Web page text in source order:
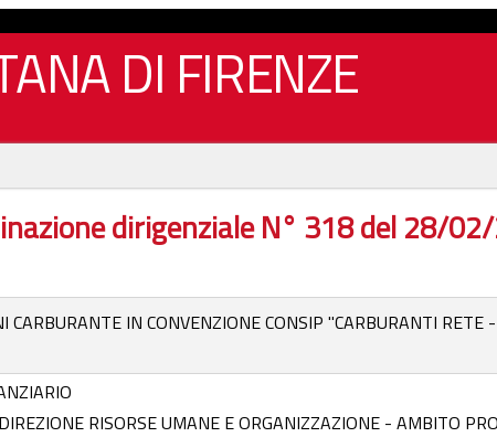
DI FIRENZE
dirigenziale N° 318 del 28/
CARBURANTE IN CONVENZIONE CONSIP "CARBURANTI
RISORSE UMANE E ORGANIZZAZIONE - AMBITO